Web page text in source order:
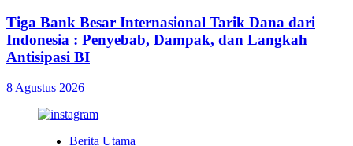
Tiga Bank Besar Internasional Tarik Dana dari
Indonesia : Penyebab, Dampak, dan Langkah
Antisipasi BI
8 Agustus 2026
Berita Utama